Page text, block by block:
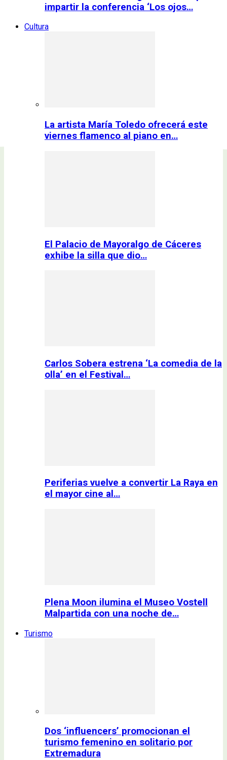
impartir la conferencia ‘Los ojos…
Cultura
La artista María Toledo ofrecerá este
viernes flamenco al piano en…
El Palacio de Mayoralgo de Cáceres
exhibe la silla que dio…
Carlos Sobera estrena ‘La comedia de la
olla’ en el Festival…
Periferias vuelve a convertir La Raya en
el mayor cine al…
Plena Moon ilumina el Museo Vostell
Malpartida con una noche de…
Turismo
Dos ‘influencers’ promocionan el
turismo femenino en solitario por
Extremadura